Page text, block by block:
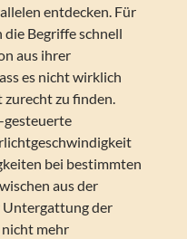
entdecken. Für
Begriffe schnell
aus ihrer
es nicht wirklich
zurecht zu finden.
gesteuerte
bei bestimmten
aus der
Untergattung der
nicht mehr